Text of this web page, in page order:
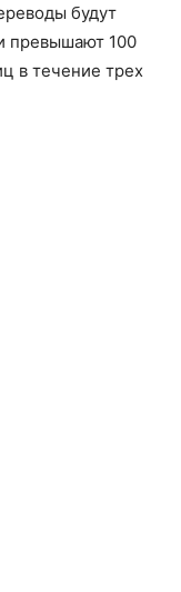
будут
превышают 100
в течение трех